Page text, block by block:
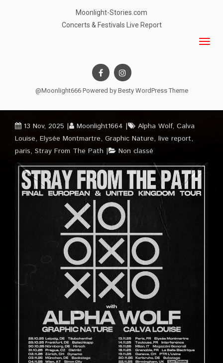
Moonlight-Stories.com
Concerts & Festivals Live Report
@Moonlight666 Powered by Besty WordPress Theme
13 Nov, 2025 Moonlight1664 Alpha Wolf, Calva
Louise, Elysée Montmartre, Graphic Nature, live report,
paris, Stray From The Path Non classé